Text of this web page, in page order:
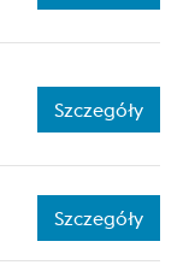
Szczegóły
Szczegóły